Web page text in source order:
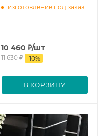
изготовление под заказ
10 460 ₽/шт
11 630₽ -10%
В КОРЗИНУ